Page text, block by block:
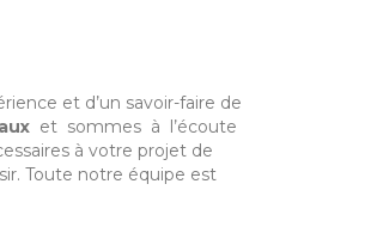
et d’un savoir-faire de
et sommes à l’écoute
à votre projet de
Toute notre équipe est